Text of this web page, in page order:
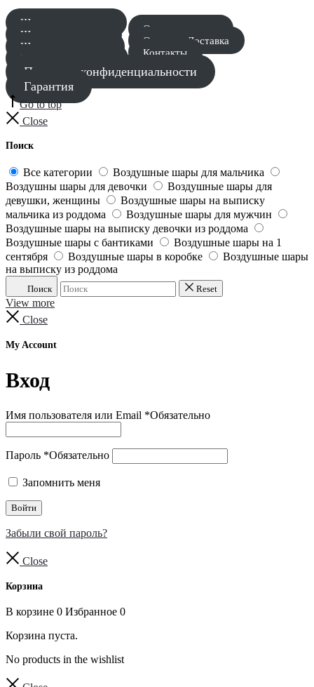
Шары для мальчика
Шары для девочки
Шары для девушки
Оставить заявку
Оплата и Доставка
Контакты
Политика конфиденциальности
Гарантия
Go to top
Close
Поиск
Все категории
Воздушные шары для мальчика
Воздушны шары для девочки
Воздушные шары для
девушки, женщины
Воздушные шары на выписку
мальчика из роддома
Воздушные шары для мужчин
Воздушные шары на выписку девочки из роддома
Воздушные шары с бантиками
Воздушные шары на 1
сентября
Воздушные шары в коробке
Воздушные шары
на выписку из роддома
Поиск Reset
View more
Close
My Account
Вход
Имя пользователя или Email *Обязательно
Пароль *Обязательно
Запомнить меня
Войти
Забыли свой пароль?
Close
Корзина
В корзине 0 Избранное 0
Корзина пуста.
No products in the wishlist